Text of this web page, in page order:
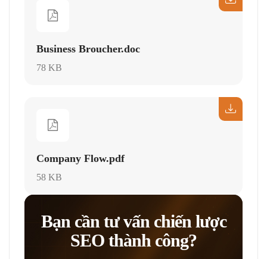
Business Broucher.doc
78 KB
Company Flow.pdf
58 KB
Bạn cần tư vấn chiến lược
SEO thành công?